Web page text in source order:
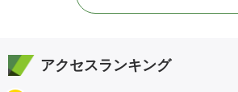
アクセスランキング